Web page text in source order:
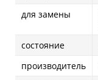
для замены
состояние
производитель